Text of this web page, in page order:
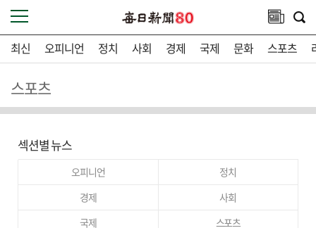
최신 오피니언 정치 사회 경제 국제 문화 스포츠
스포츠
섹션별 뉴스
오피니언
정치
경제
사회
국제
스포츠